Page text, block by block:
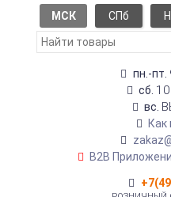
МСК СПб
пн.-пт.
сб.
вс.
Как
B2B